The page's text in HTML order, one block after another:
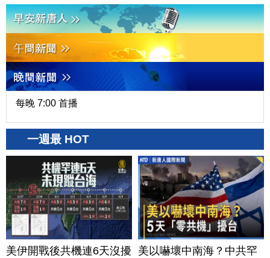
每晚 7:00 首播
一週最 HOT
美伊開戰後共機連6天沒擾
美以嚇壞中南海？中共罕